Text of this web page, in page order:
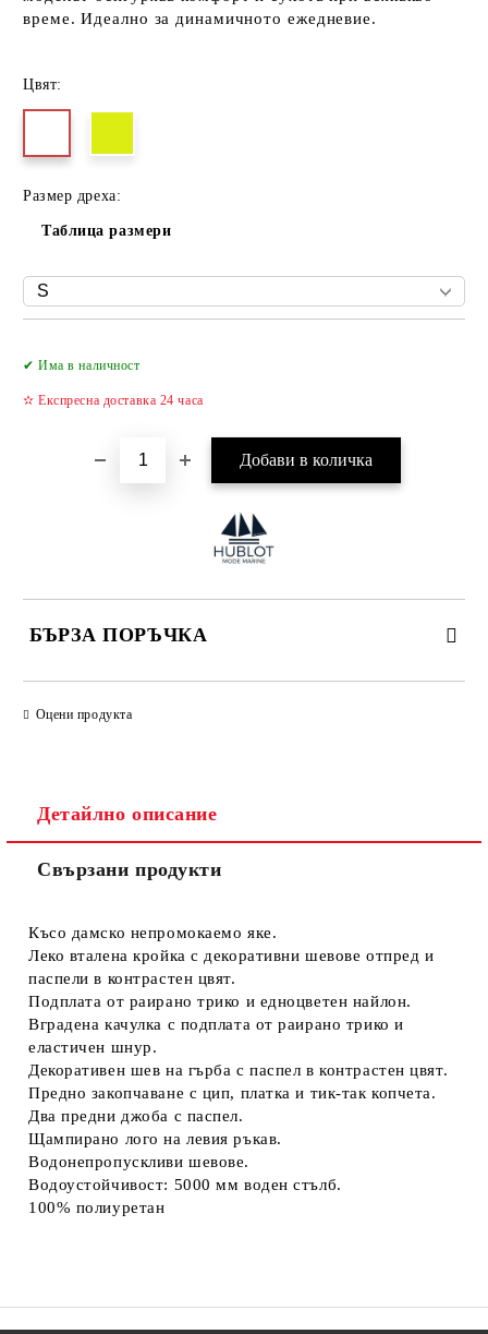
време. Идеално за динамичното ежедневие.
Цвят:
Размер дреха:
Таблица размери
✔ Има в наличност
✫ Експресна доставка 24 часа
БЪРЗА ПОРЪЧКА
Ние ще се свържем с вас в рамките на работния ден.
Оцени продукта
Детайлно описание
Свързани продукти
Късо дамско непромокаемо яке.
Леко вталена кройка с декоративни шевове отпред и
паспели в контрастен цвят.
Подплата от раирано трико и едноцветен найлон.
Вградена качулка с подплата от раирано трико и
еластичен шнур.
Декоративен шев на гърба с паспел в контрастен цвят.
Предно закопчаване с цип, платка и тик-так копчета.
Два предни джоба с паспел.
Щампирано лого на левия ръкав.
Водонепропускливи шевове.
Водоустойчивост: 5000 мм воден стълб.
100% полиуретан